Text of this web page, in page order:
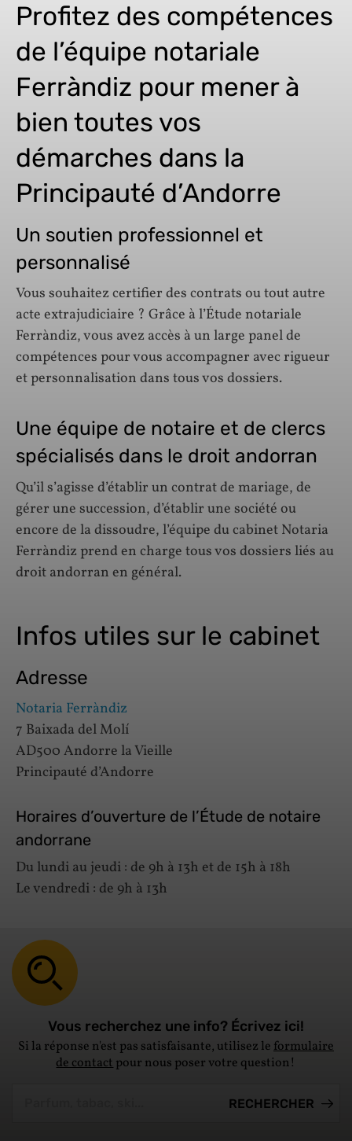
Profitez des compétences
de l’équipe notariale
Ferràndiz pour mener à
bien toutes vos
démarches dans la
Principauté d’Andorre
Un soutien professionnel et
personnalisé
Vous souhaitez certifier des contrats ou tout autre
acte extrajudiciaire ? Grâce à l’Étude notariale
Ferràndiz, vous avez accès à un large panel de
compétences pour vous accompagner avec rigueur
et personnalisation dans tous vos dossiers.
Une équipe de notaire et de clercs
spécialisés dans le droit andorran
Qu’il s’agisse d’établir un contrat de mariage, de
gérer une succession, d’établir une société ou
encore de la dissoudre, l’équipe du cabinet Notaria
Ferràndiz prend en charge tous vos dossiers liés au
droit andorran en général.
Infos utiles sur le cabinet
Adresse
Notaria Ferràndiz
7 Baixada del Molí
AD500 Andorre la Vieille
Principauté d’Andorre
Horaires d’ouverture de l’Étude de notaire
andorrane
Du lundi au jeudi : de 9h à 13h et de 15h à 18h
Le vendredi : de 9h à 13h
Vous recherchez une info? Écrivez ici!
Si la réponse n'est pas satisfaisante, utilisez leformulaire
de contactpour nous poser votre question!